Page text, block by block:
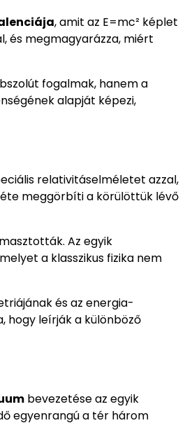
, amit az E=mc² képlet
és megmagyarázza, miért
fogalmak, hanem a
alapját képezi,
relativitáselméletet azzal,
meggörbíti a körülöttük lévő
Az egyik
a klasszikus fizika nem
és az energia-
hogy leírják a különböző
bevezetése az egyik
egyenrangú a tér három